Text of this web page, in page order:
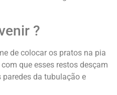
?
de colocar os pratos na pia
que esses restos desçam
da tubulação e